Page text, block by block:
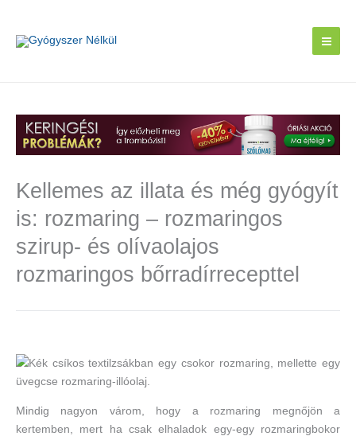
content
Kellemes az illata és még gyógyít
is: rozmaring – rozmaringos
szirup- és olívaolajos
rozmaringos bőrradírrecepttel
Mindig nagyon várom, hogy a rozmaring megnőjön a
kertemben, mert ha csak elhaladok egy-egy rozmaringbokor